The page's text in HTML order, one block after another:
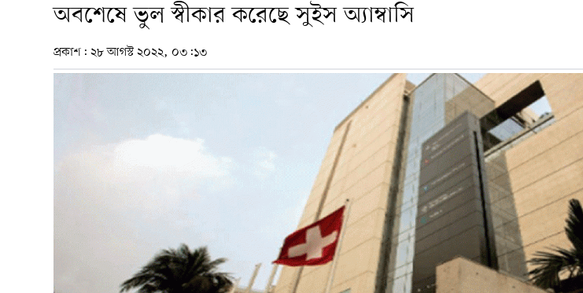
অবশেষে ভুল স্বীকার করেছে সুইস অ্যাম্বাসি
প্রকাশ: ২৮ আগস্ট ২০২২, ০৩:১৩